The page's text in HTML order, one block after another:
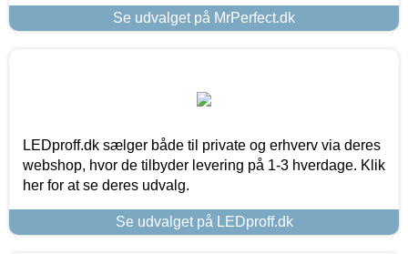
Se udvalget på MrPerfect.dk
LEDproff.dk sælger både til private og erhverv via deres
webshop, hvor de tilbyder levering på 1-3 hverdage. Klik
her for at se deres udvalg.
Se udvalget på LEDproff.dk